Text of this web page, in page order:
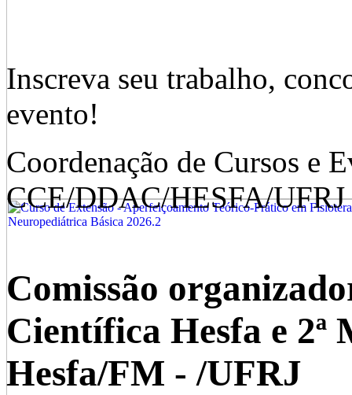
Inscreva seu trabalho,
evento!
Coordenação de Cursos e
CCE/DDAC/HESFA/UFRJ
Comissão
Científica Hesfa e
Hesfa/FM - /